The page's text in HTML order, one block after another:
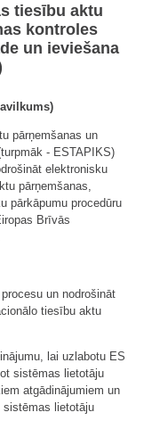
tiesību aktu
kontroles
un ieviešana
pārņemšanas un
- ESTAPIKS)
elektronisku
pārņemšanas,
pārkāpumu procedūru
Brīvās
un nodrošināt
tiesību aktu
lai uzlabotu ES
sistēmas lietotāju
atgādinājumiem un
sistēmas lietotāju